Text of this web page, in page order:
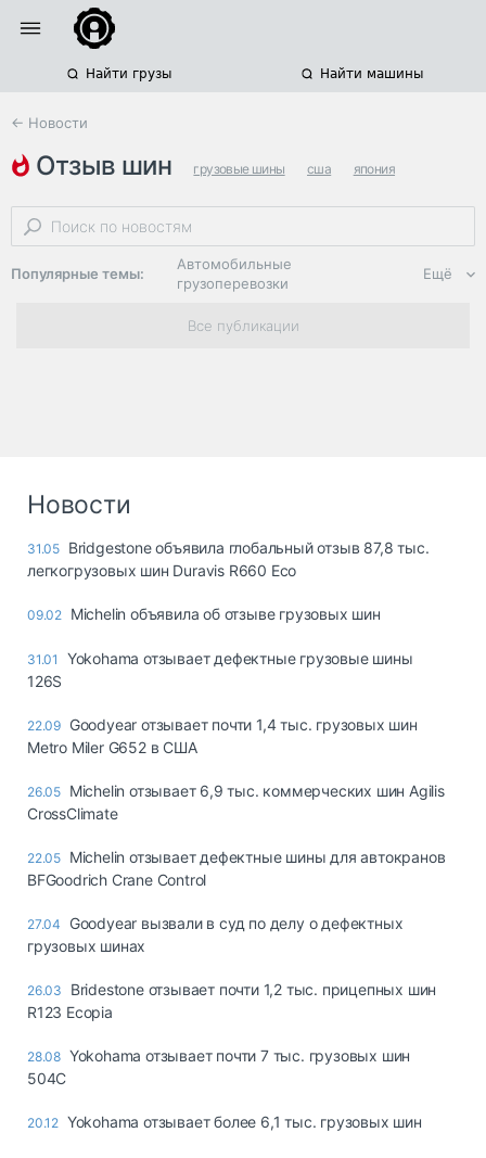
Найти грузы Найти машины
← Новости
отзыв шин грузовые шины сша япония
Популярные темы:
Автомобильные
грузоперевозки
Региональная
логистика
опасные грузы
страхование
Таможня и ВЭД
терминалы
Коммерческий
Автосервис,
запчасти, шины
автохимия
Дзен
Ещё
Все публикации
Новости
31.05 Bridgestone объявила глобальный отзыв 87,8 тыс.
легкогрузовых шин Duravis R660 Eco
09.02 Michelin объявила об отзыве грузовых шин
31.01
Yokohama отзывает дефектные грузовые шины
126S
22.09 Goodyear отзывает почти 1,4 тыс. грузовых шин
Metro Miler G652 в США
26.05 Michelin отзывает 6,9 тыс. коммерческих шин Agilis
CrossClimate
22.05 Michelin отзывает дефектные шины для автокранов
BFGoodrich Crane Control
27.04
Goodyear вызвали в суд по делу о дефектных
грузовых шинах
26.03
Bridestone отзывает почти 1,2 тыс. прицепных шин
R123 Ecopia
28.08 Yokohama отзывает почти 7 тыс. грузовых шин
504C
20.12 Yokohama отзывает более 6,1 тыс. грузовых шин